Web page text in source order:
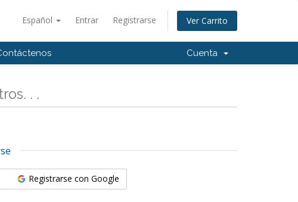
Español Entrar Registrarse Ver Carrito
Cuenta
. .
Registrarse con Google